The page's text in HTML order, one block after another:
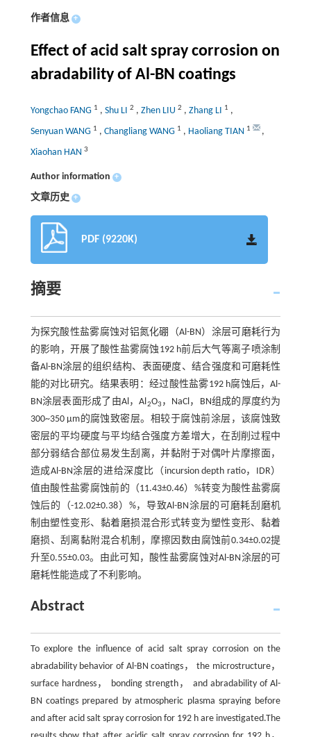
作者信息 +
Effect of acid salt spray corrosion on
abradability of Al-BN coatings
Yongchao FANG 1 , Shu LI 2 , Zhen LIU 2 , Zhang LI 1 ,
Senyuan WANG 1 , Changliang WANG 1 , Haoliang TIAN 1
,
Xiaohan HAN 3
Author information +
文章历史 +
PDF (9220K)
摘要
为探究酸性盐雾腐蚀对铝氮化硼（Al-BN）涂层可磨耗行为
的影响，开展了酸性盐雾腐蚀192 h前后大气等离子喷涂制
备Al-BN涂层的组织结构、表面硬度、结合强度和可磨耗性
能的对比研究。结果表明：经过酸性盐雾192 h腐蚀后，Al-
BN涂层表面形成了由Al，Al2O3 ，NaCl，BN组成的厚度约为
300~350 μm的腐蚀致密层。相较于腐蚀前涂层，该腐蚀致
密层的平均硬度与平均结合强度方差增大，在刮削过程中
部分弱结合部位易发生刮离，并黏附于对偶叶片摩擦面，
造成Al-BN涂层的进给深度比（incursion depth ratio，IDR）
值由酸性盐雾腐蚀前的（11.43±0.46）%转变为酸性盐雾腐
蚀后的（-12.02±0.38）%，导致Al-BN涂层的可磨耗刮磨机
制由塑性变形、黏着磨损混合形式转变为塑性变形、黏着
磨损、刮离黏附混合机制，摩擦因数由腐蚀前0.34±0.02提
升至0.55±0.03。由此可知，酸性盐雾腐蚀对Al-BN涂层的可
磨耗性能造成了不利影响。
Abstract
To explore the influence of acid salt spray corrosion on the
abradability behavior of Al-BN coatings， the microstructure，
surface hardness， bonding strength， and abradability of Al-
BN coatings prepared by atmospheric plasma spraying before
and after acid salt spray corrosion for 192 h are investigated.The